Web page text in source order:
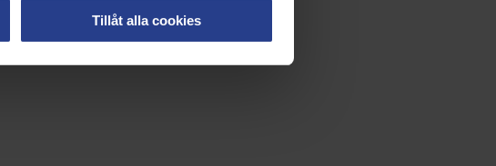
Tillåt alla cookies